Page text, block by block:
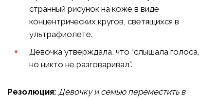
странный рисунок на коже в виде
концентрических кругов, светящихся в
ультрафиолете.
Девочка утверждала, что “слышала голоса,
но никто не разговаривал”.
Резолюция: Девочку и семью переместить в